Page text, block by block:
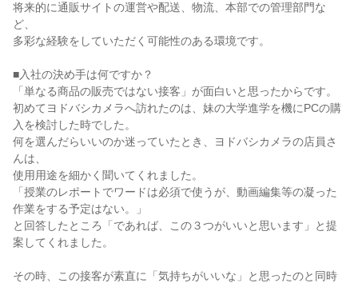
将来的に通販サイトの運営や配送、物流、本部での管理部門な
ど、
多彩な経験をしていただく可能性のある環境です。
■入社の決め手は何ですか？
「単なる商品の販売ではない接客」が面白いと思ったからです。
初めてヨドバシカメラへ訪れたのは、妹の大学進学を機にPCの購
入を検討した時でした。
何を選んだらいいのか迷っていたとき、ヨドバシカメラの店員さ
んは、
使用用途を細かく聞いてくれました。
「授業のレポートでワードは必須で使うが、動画編集等の凝った
作業をする予定はない。」
と回答したところ「であれば、この３つがいいと思います」と提
案してくれました。
その時、この接客が素直に「気持ちがいいな」と思ったのと同時